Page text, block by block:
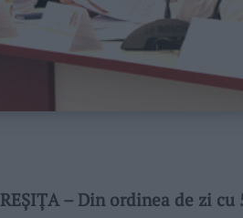
REȘIȚA – Din ordinea de zi